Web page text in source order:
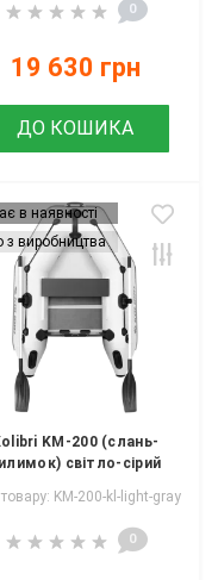
0
19 630 грн
ДО КОШИКА
в наявності
з виробництва
KM-200 (слань-
світло-сірий
KM-200-kl-light-gray
0